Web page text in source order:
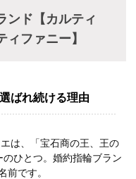
ンド【カルティ
ファニー】
ばれ続ける理由
は、「宝石商の王、王の
ひとつ。婚約指輪ブラン
前です。